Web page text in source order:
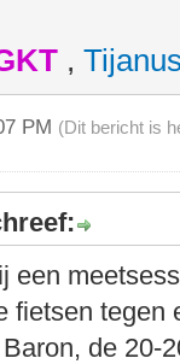
,
PM (Dit bericht is
een
fietsen tegen
de 20-